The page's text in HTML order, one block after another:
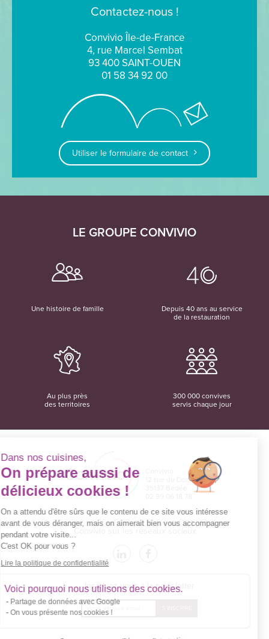
Contactez-nous !
Convivio Île-de-France
4, rue Marcel Sembat
93 400 SAINT-OUEN
01 58 34 92 00
Utiliser le formulaire de contact
LE GROUPE CONVIVIO
Une histoire de famille
Depuis 40 ans au service
de la restauration
Au plus près
des territoires
300 000 convives
servis chaque jour
12 rue du Domaine
Convivio sur les réseaux sociaux
Inscrivez-vous à la newsletter
Courriel
*
Dans nos cuisines,
On prépare aussi de
délicieux cookies !
On a attendu d'être sûrs que le contenu de ce site vous intéresse
avant de vous déranger, mais on aimerait bien vous accompagner
pendant votre visite...
C'est OK pour vous ?
Lire la politique de confidentialité
Voici pourquoi nous utilisons des cookies.
Partage de données avec Google
On vous présente nos cookies !